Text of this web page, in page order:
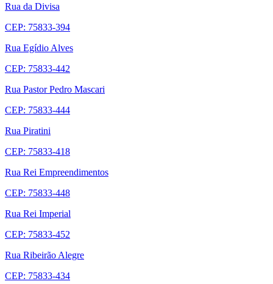
Rua da Divisa
CEP: 75833-394
Rua Egídio Alves
CEP: 75833-442
Rua Pastor Pedro Mascari
CEP: 75833-444
Rua Piratini
CEP: 75833-418
Rua Rei Empreendimentos
CEP: 75833-448
Rua Rei Imperial
CEP: 75833-452
Rua Ribeirão Alegre
CEP: 75833-434